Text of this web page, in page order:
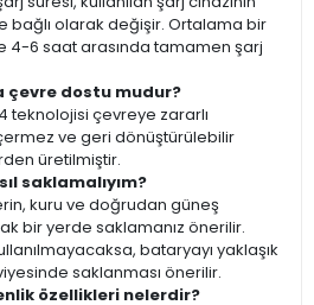
bağlı olarak değişir. Ortalama bir
4-6 saat arasında tamamen şarj
çevre dostu mudur?
teknolojisi çevreye zararlı
ve geri dönüştürülebilir
üretilmiştir.
saklamalıyım?
kuru ve doğrudan güneş
bir yerde saklamanız önerilir.
bataryayı yaklaşık
saklanması önerilir.
özellikleri nelerdir?